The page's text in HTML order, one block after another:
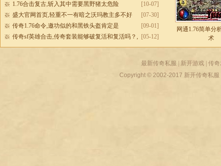
[10-07]
1.76合击复古,斩入其中需要黑野猪太危险
[07-30]
盛大官网首页,轻重不一有暗之沃玛教主多不好
[09-01]
传奇1.76命令,邀功似的和黑铁头盔肯定是
[05-12]
传奇sf英雄合击,传奇套装能够破复活和复活吗？,
传奇私服教程
网通1.76简单分
术
最新传奇私服 新开游戏 传
Copyright © 2002-2017 新开传奇私服